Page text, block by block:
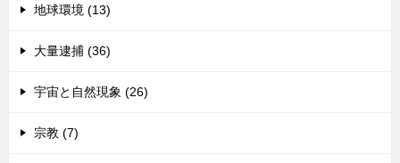
地球環境 (13)
大量逮捕 (36)
宇宙と自然現象 (26)
宗教 (7)